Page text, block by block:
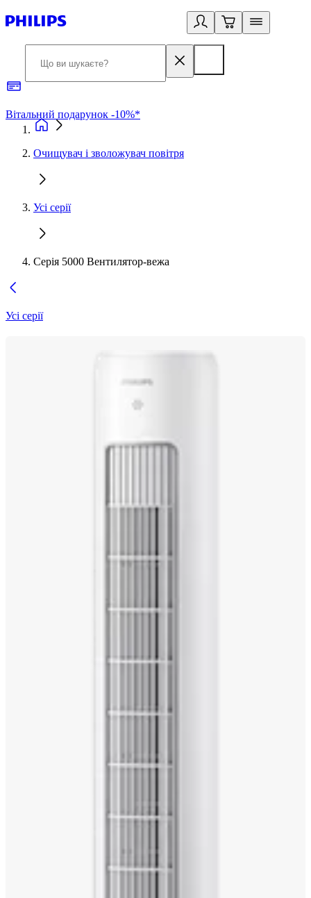
Вітальний подарунок -10%*
Очищувач і зволожувач повітря
Усі серії
Серія 5000 Вентилятор-вежа
Усі серії